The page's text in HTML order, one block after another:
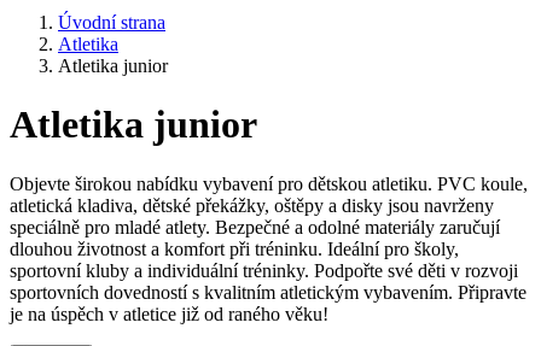
Úvodní strana
Atletika
Atletika junior
Atletika junior
Objevte širokou nabídku vybavení pro dětskou atletiku. PVC koule,
atletická kladiva, dětské překážky, oštěpy a disky jsou navrženy
speciálně pro mladé atlety. Bezpečné a odolné materiály zaručují
dlouhou životnost a komfort při tréninku. Ideální pro školy,
sportovní kluby a individuální tréninky. Podpořte své děti v rozvoji
sportovních dovedností s kvalitním atletickým vybavením. Připravte
je na úspěch v atletice již od raného věku!